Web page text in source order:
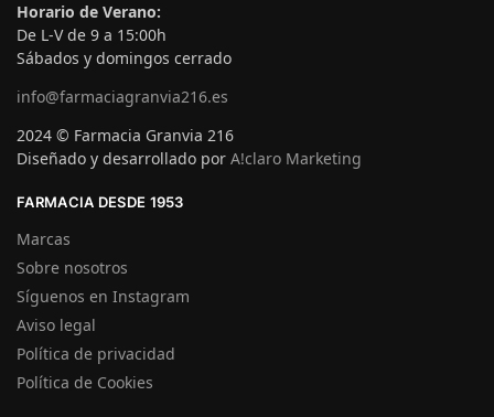
Horario de Verano:
De L-V de 9 a 15:00h
Sábados y domingos cerrado
info@farmaciagranvia216.es
2024 © Farmacia Granvia 216
Diseñado y desarrollado por A!claro Marketing
FARMACIA DESDE 1953
Marcas
Sobre nosotros
Síguenos en Instagram
Aviso legal
Política de privacidad
Política de Cookies